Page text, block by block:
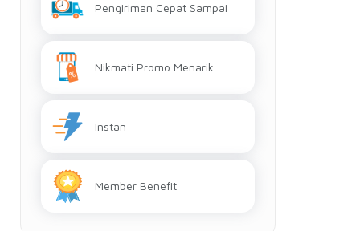
Pengiriman Cepat Sampai
Nikmati Promo Menarik
Instan
Member Benefit